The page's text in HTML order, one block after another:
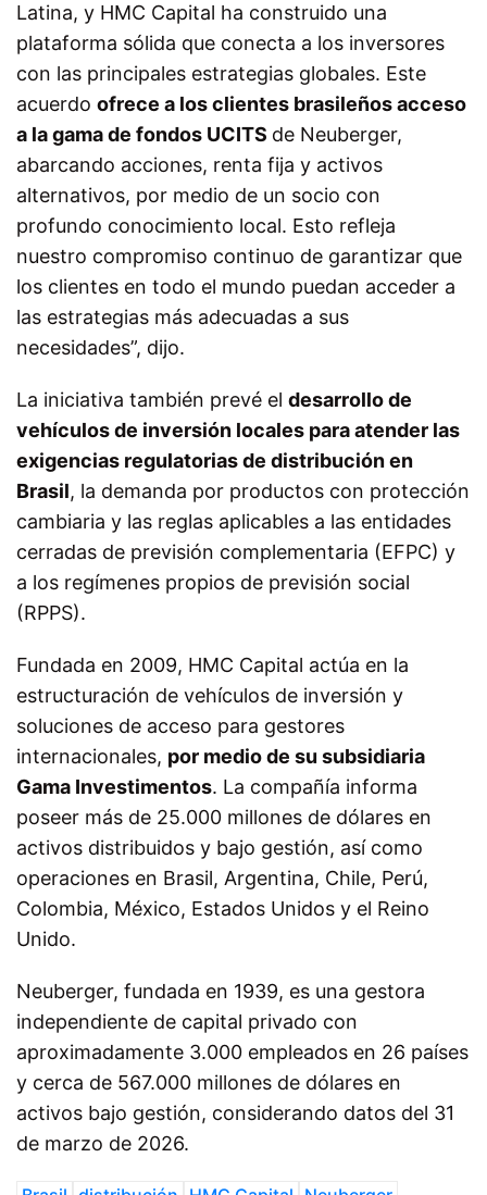
Latina, y HMC Capital ha construido una
plataforma sólida que conecta a los inversores
con las principales estrategias globales. Este
acuerdo ofrece a los clientes brasileños acceso
a la gama de fondos UCITS de Neuberger,
abarcando acciones, renta fija y activos
alternativos, por medio de un socio con
profundo conocimiento local. Esto refleja
nuestro compromiso continuo de garantizar que
los clientes en todo el mundo puedan acceder a
las estrategias más adecuadas a sus
necesidades”, dijo.
La iniciativa también prevé el desarrollo de
vehículos de inversión locales para atender las
exigencias regulatorias de distribución en
Brasil, la demanda por productos con protección
cambiaria y las reglas aplicables a las entidades
cerradas de previsión complementaria (EFPC) y
a los regímenes propios de previsión social
(RPPS).
Fundada en 2009, HMC Capital actúa en la
estructuración de vehículos de inversión y
soluciones de acceso para gestores
internacionales, por medio de su subsidiaria
Gama Investimentos. La compañía informa
poseer más de 25.000 millones de dólares en
activos distribuidos y bajo gestión, así como
operaciones en Brasil, Argentina, Chile, Perú,
Colombia, México, Estados Unidos y el Reino
Unido.
Neuberger, fundada en 1939, es una gestora
independiente de capital privado con
aproximadamente 3.000 empleados en 26 países
y cerca de 567.000 millones de dólares en
activos bajo gestión, considerando datos del 31
de marzo de 2026.